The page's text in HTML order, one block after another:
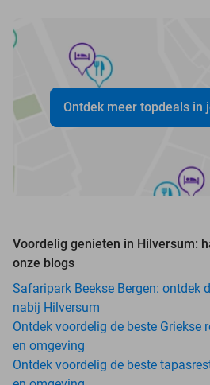
Ontdek meer topdeals in
Voordelig genieten in Hilversum:
onze blogs
Safaripark Beekse Bergen: ontdek
nabij Hilversum
Ontdek voordelig de beste Griekse
en omgeving
Ontdek voordelig de beste